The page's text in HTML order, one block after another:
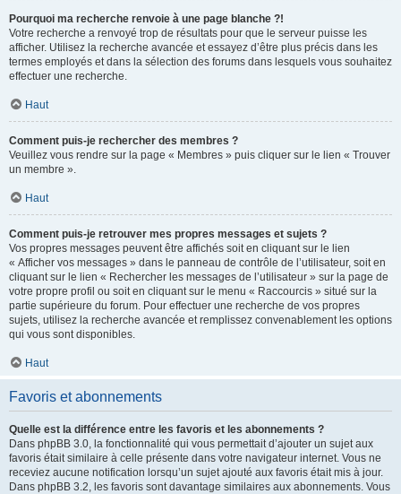
Pourquoi ma recherche renvoie à une page blanche ?!
Votre recherche a renvoyé trop de résultats pour que le serveur puisse les
afficher. Utilisez la recherche avancée et essayez d’être plus précis dans les
termes employés et dans la sélection des forums dans lesquels vous souhaitez
effectuer une recherche.
Haut
Comment puis-je rechercher des membres ?
Veuillez vous rendre sur la page « Membres » puis cliquer sur le lien « Trouver
un membre ».
Haut
Comment puis-je retrouver mes propres messages et sujets ?
Vos propres messages peuvent être affichés soit en cliquant sur le lien
« Afficher vos messages » dans le panneau de contrôle de l’utilisateur, soit en
cliquant sur le lien « Rechercher les messages de l’utilisateur » sur la page de
votre propre profil ou soit en cliquant sur le menu « Raccourcis » situé sur la
partie supérieure du forum. Pour effectuer une recherche de vos propres
sujets, utilisez la recherche avancée et remplissez convenablement les options
qui vous sont disponibles.
Haut
Favoris et abonnements
Quelle est la différence entre les favoris et les abonnements ?
Dans phpBB 3.0, la fonctionnalité qui vous permettait d’ajouter un sujet aux
favoris était similaire à celle présente dans votre navigateur internet. Vous ne
receviez aucune notification lorsqu’un sujet ajouté aux favoris était mis à jour.
Dans phpBB 3.2, les favoris sont davantage similaires aux abonnements. Vous